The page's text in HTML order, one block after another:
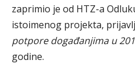
zaprimio je od HTZ-a
istoimenog projekta,
potpore događanjima u
godine.